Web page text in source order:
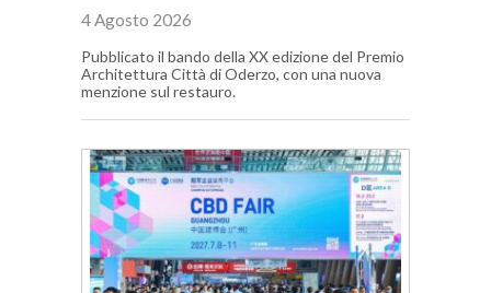
4 Agosto 2026
Pubblicato il bando della XX edizione del Premio
Architettura Città di Oderzo, con una nuova
menzione sul restauro.